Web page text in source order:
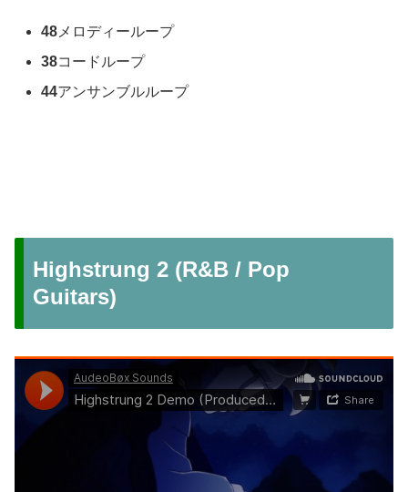
48 メロディーループ
38コードループ
44アンサンブルループ
Highstrung 2 (R&B / Pop
Guitars)